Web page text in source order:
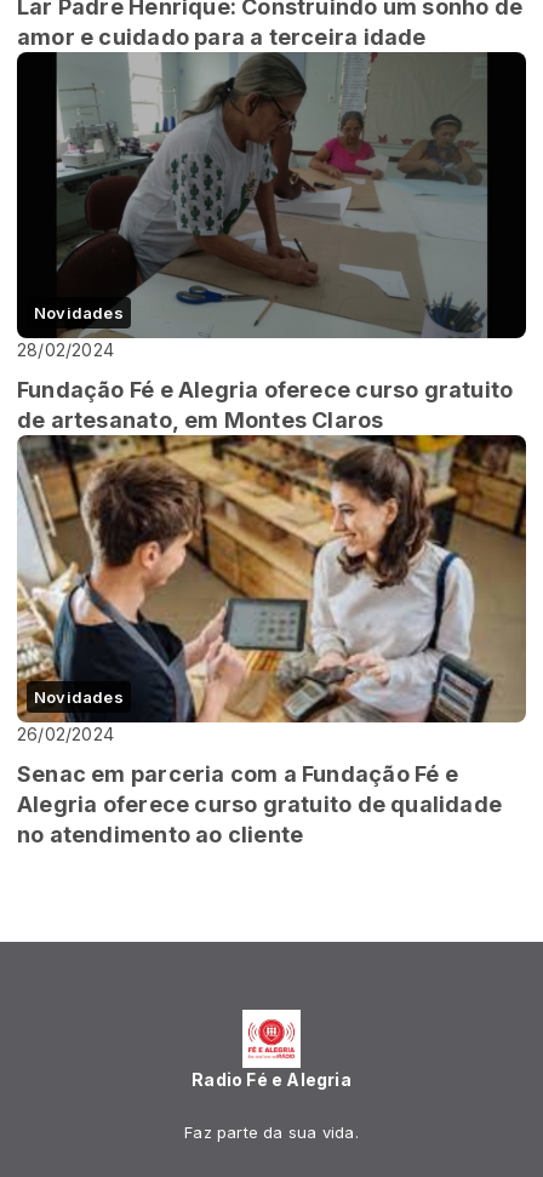
Lar Padre Henrique: Construindo um sonho de
amor e cuidado para a terceira idade
Novidades
28/02/2024
Fundação Fé e Alegria oferece curso gratuito
de artesanato, em Montes Claros
Novidades
26/02/2024
Senac em parceria com a Fundação Fé e
Alegria oferece curso gratuito de qualidade
no atendimento ao cliente
Radio Fé e Alegria
Faz parte da sua vida.